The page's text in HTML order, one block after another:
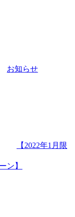
お知らせ
【2022年1月限
ン】